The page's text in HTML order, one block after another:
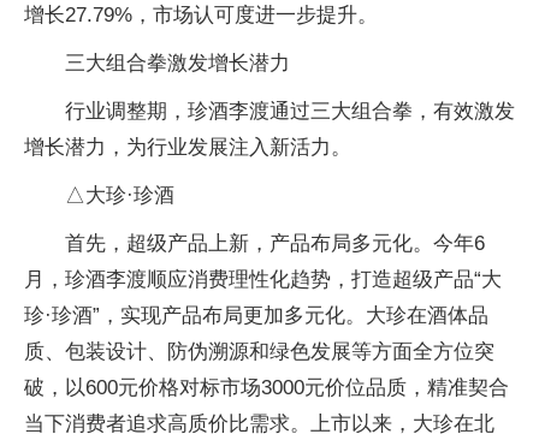
增长27.79%，市场认可度进一步提升。
三大组合拳激发增长潜力
行业调整期，珍酒李渡通过三大组合拳，有效激发
增长潜力，为行业发展注入新活力。
△大珍·珍酒
首先，超级产品上新，产品布局多元化。今年6
月，珍酒李渡顺应消费理性化趋势，打造超级产品“大
珍·珍酒”，实现产品布局更加多元化。大珍在酒体品
质、包装设计、防伪溯源和绿色发展等方面全方位突
破，以600元价格对标市场3000元价位品质，精准契合
当下消费者追求高质价比需求。上市以来，大珍在北